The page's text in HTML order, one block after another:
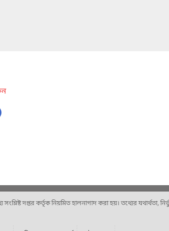
দপ্তর কর্তৃক নিয়মিত হালনাগাদ করা হয়। তথ্যের যথার্থতা,